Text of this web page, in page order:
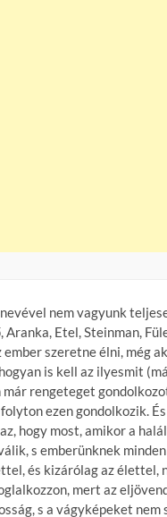
nem vagyunk
Aranka, Etel, Steinman,
ember szeretne élni, még
is kell az ilyesmit
már rengeteget
ezen gondolkozik. És
hogy most, amikor a
s emberünknek
és kizárólag az élettel,
mert az
s a vágyképeket nem